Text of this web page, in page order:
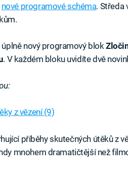
nové programové schéma. Středa
úplně nový programový blok
. V každém bloku uvidíte dvě
z vězení (9)
příběhy skutečných útěků z
mnohem dramatičtější než